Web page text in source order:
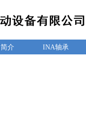
介 INA轴承